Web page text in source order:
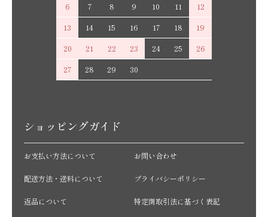
6
7 8 9 10 11
12
13
14 15 16 17 18
19
20
21 22 23 24 25
26
27
28 29 30
ショッピングガイド
お支払い方法について
配送方法・送料について
返品について
お問い合わせ
プライバシーポリシー
特定商取引法に基づく表記